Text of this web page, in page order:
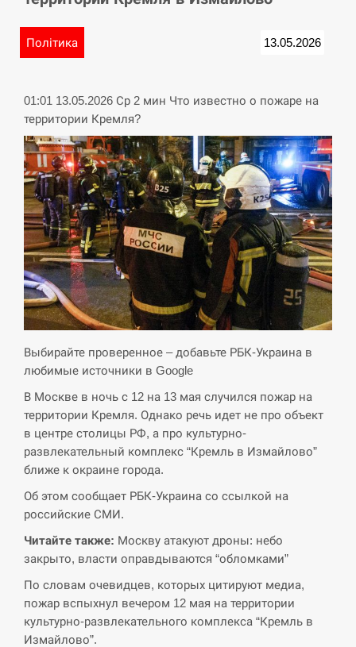
СЕРПЕНЬ
СЕРПЕНЬ
15:10
Іспанія попросила партнерів не критикувати
Марокко через міграційну кризу –…
СЕРПЕНЬ
15:00
РФ провела новий раунд таємних зустрічей з
Європою щодо війни…
СЕРПЕНЬ
14:53
Экс-послу в США Стефанишиной вручили новое
подозрение и избирают меру…
СЕРПЕНЬ
14:40
У Росії розгортається ракетний підрозділ КНДР –
Reuters
СЕРПЕНЬ
14:23
хотя у партнеров они…
СЕРПЕНЬ
14:10
У Румунії затоплять чотири баржі для
збільшення потоку води до…
Політика 13.05.2026
01:01 13.05.2026 Ср 2 мин Что известно о пожаре на
территории Кремля?
Выбирайте проверенное – добавьте РБК-Украина в
любимые источники в Google
В Москве в ночь с 12 на 13 мая случился пожар на
территории Кремля. Однако речь идет не про объект
в центре столицы РФ, а про культурно-
развлекательный комплекс “Кремль в Измайлово”
ближе к окраине города.
Об этом сообщает РБК-Украина со ссылкой на
российские СМИ.
Читайте также: Москву атакуют дроны: небо
закрыто, власти оправдываются “обломками”
По словам очевидцев, которых цитируют медиа,
пожар вспыхнул вечером 12 мая на территории
культурно-развлекательного комплекса “Кремль в
Измайлово”.